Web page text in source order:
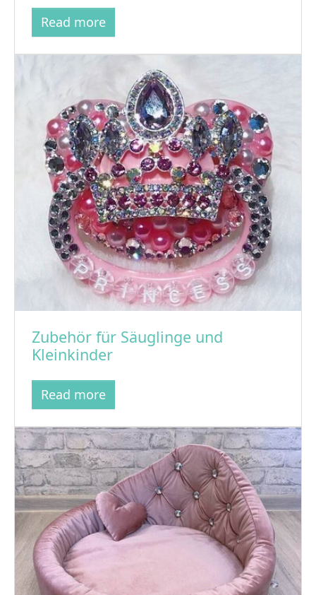
Read more
Zubehör für Säuglinge und
Kleinkinder
Read more